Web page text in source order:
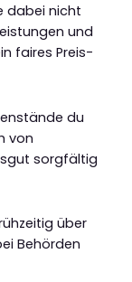
dabei nicht
und
faires Preis-
du
von
sorgfältig
über
Behörden